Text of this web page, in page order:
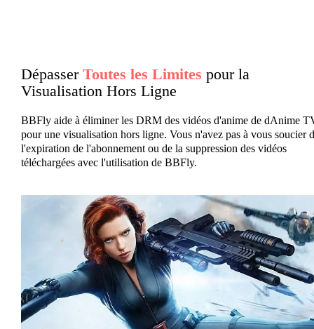
Dépasser Toutes les Limites pour la
Visualisation Hors Ligne
BBFly aide à éliminer les DRM des vidéos d'anime de dAnime
pour une visualisation hors ligne. Vous n'avez pas à vous soucier
l'expiration de l'abonnement ou de la suppression des vidéos
téléchargées avec l'utilisation de BBFly.